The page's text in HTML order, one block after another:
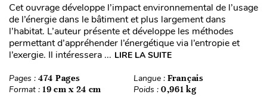
Cet ouvrage développe l’impact environnemental de l’usage
de l’énergie dans le bâtiment et plus largement dans
l’habitat. L’auteur présente et développe les méthodes
permettant d’appréhender l’énergétique via l’entropie et
l’exergie. Il intéressera ... LIRE LA SUITE
Pages : 474 Pages Langue : Français
Format : 19 cm x 24 cm Poids : 0,961 kg